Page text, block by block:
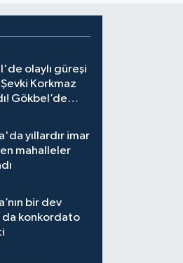
olaylı güreşi
Korkmaz
Gökbel’de
elendi!
yıllardır imar
mahalleler
bir dev
da konkordato